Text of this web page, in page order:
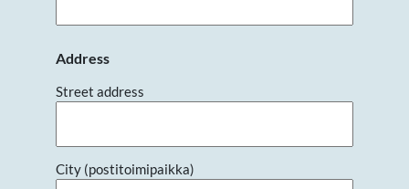
Address
Street address
City (postitoimipaikka)